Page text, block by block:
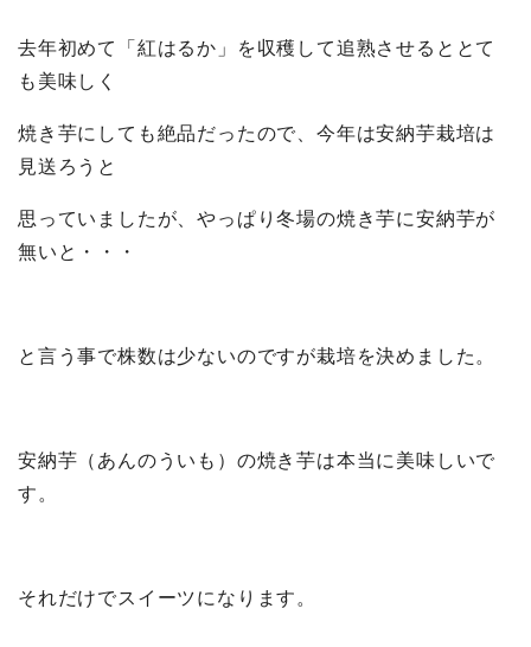
去年初めて「紅はるか」を収穫して追熟させるととて
も美味しく
焼き芋にしても絶品だったので、今年は安納芋栽培は
見送ろうと
思っていましたが、やっぱり冬場の焼き芋に安納芋が
無いと・・・
と言う事で株数は少ないのですが栽培を決めました。
安納芋（あんのういも）の焼き芋は本当に美味しいで
す。
それだけでスイーツになります。